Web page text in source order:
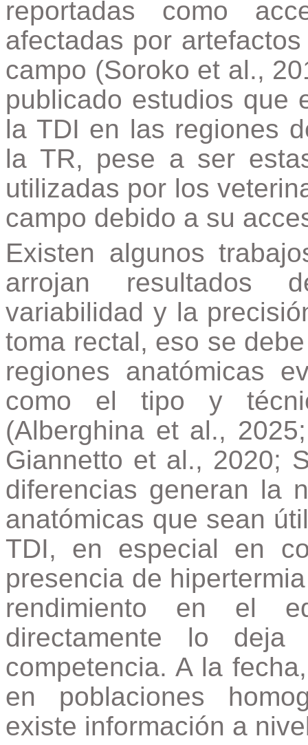
reportadas como
afectadas por
campo (Soroko et al.,
publicado estudios que
la TDI en las regiones
la TR, pese a ser
utilizadas por los
campo debido a su
Existen algunos
arrojan resultados
variabilidad y la
toma rectal, eso se
regiones anatómicas
como el tipo y
(Alberghina et al.,
Giannetto et al., 2020;
diferencias generan la
anatómicas que sean
TDI, en especial en
presencia de
rendimiento en el
directamente lo
competencia. A la
en poblaciones
existe información a